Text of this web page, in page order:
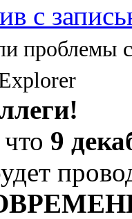
с
проблемы
9